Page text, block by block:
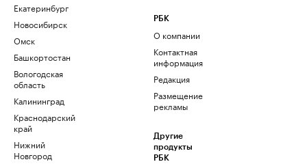
Екатеринбург
Новосибирск
Омск
Башкортостан
Вологодская
область
Калининград
Краснодарский
край
Нижний
Новгород
РБК
О компании
Контактная
информация
Редакция
Размещение
рекламы
Другие
продукты
РБК